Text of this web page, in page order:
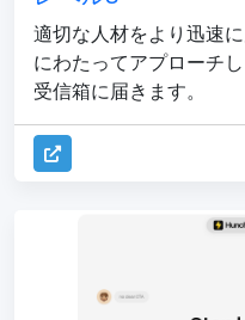
適切な人材をより迅速
にわたってアプローチ
受信箱に届きます。